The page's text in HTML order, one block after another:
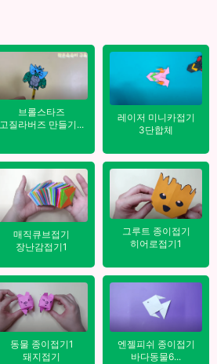
✨
브롤스타즈
고질라버즈 만들기...
레이저 미니카접기
3단합체
매직큐브접기
장난감접기1
그루트 종이접기
히어로접기1
동물 종이접기1
돼지접기
엔젤피쉬 종이접기
바다동물6...